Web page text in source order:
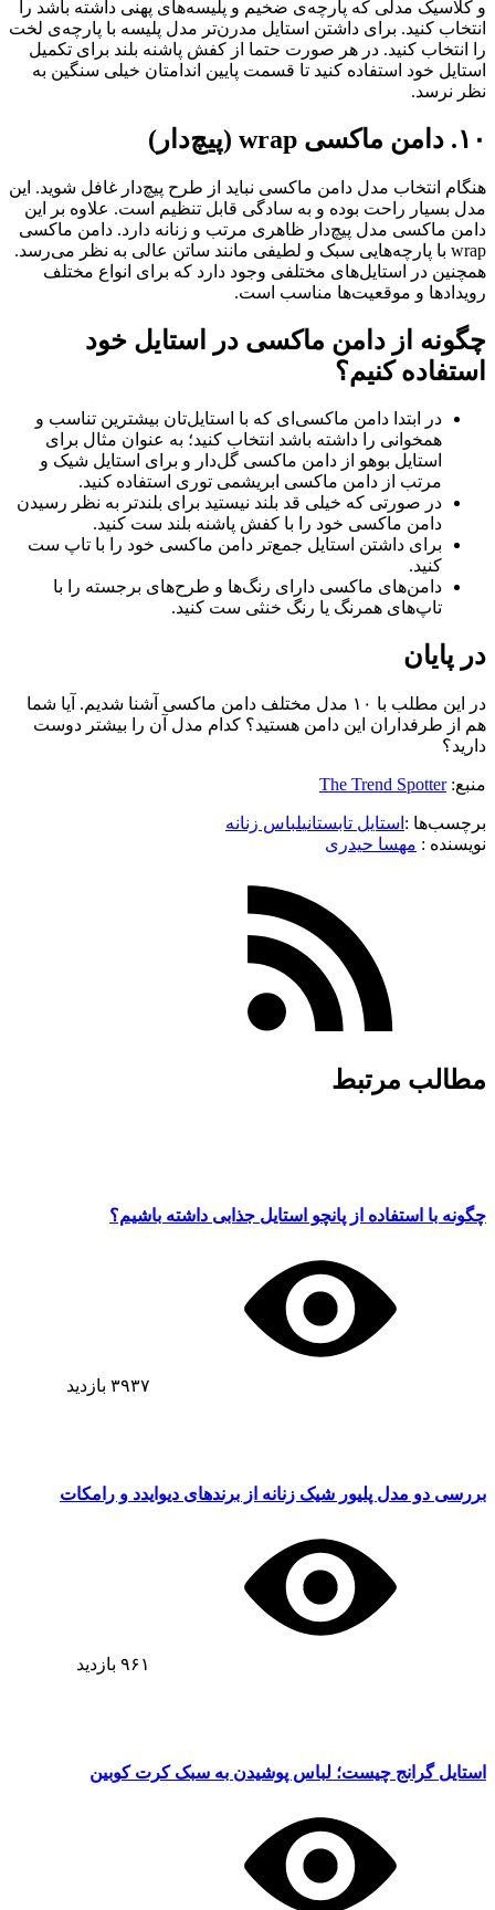
و کلاسیک مدلی که پارچه‌ی ضخیم و پلیسه‌های پهنی داشته باشد را
انتخاب کنید. برای داشتن استایل مدرن‌تر مدل پلیسه با پارچه‌ی لخت
را انتخاب کنید. در هر صورت حتما از کفش پاشنه بلند برای تکمیل
استایل خود استفاده کنید تا قسمت پایین اندامتان خیلی سنگین به
نظر نرسد.
۱۰. دامن ماکسی wrap (پیچ‌دار)
هنگام انتخاب مدل دامن ماکسی نباید از طرح پیچ‌دار غافل شوید. این
مدل بسیار راحت بوده و به سادگی قابل تنظیم است. علاوه بر این
دامن ماکسی مدل پیچ‌‌دار ظاهری مرتب و زنانه دارد. دامن ماکسی
wrap با پارچه‌هایی سبک و لطیفی مانند ساتن عالی به نظر می‌رسد.
همچنین در استایل‌های مختلفی وجود دارد که برای انواع مختلف
رویدادها و موقعیت‌ها مناسب است.
چگونه از دامن ماکسی در استایل خود
استفاده کنیم؟
در ابتدا دامن ماکسی‌ای که با استایل‌تان بیشترین تناسب و
همخوانی را داشته باشد انتخاب کنید؛ به عنوان مثال برای
استایل بوهو از دامن ماکسی گل‌دار و برای استایل شیک و
مرتب از دامن ماکسی ابریشمی توری استفاده کنید.
در صورتی که خیلی قد بلند نیستید برای بلندتر به نظر رسیدن
دامن ماکسی خود را با کفش پاشنه بلند ست کنید.
برای داشتن استایل جمع‌تر دامن ماکسی خود را با تاپ ست
کنید.
دامن‌های ماکسی دارای رنگ‌ها و طرح‌های برجسته را با
تاپ‌های همرنگ یا رنگ خنثی ست کنید.
در پایان
در این مطلب با ۱۰ مدل مختلف دامن ماکسی آشنا شدیم. آیا شما
هم از طرفداران این دامن هستید؟ کدام مدل آن را بیشتر دوست
دارید؟
منبع:The Trend Spotter
برچسب‌ها : استایل تابستانیلباس زنانه
نویسنده :‌ مهسا حیدری
مطالب مرتبط
چگونه با استفاده از پانچو استایل جذابی داشته باشیم؟
۳۹۳۷ بازدید
بررسی دو مدل پلیور شیک زنانه از برندهای دیوایدد و رامکات
۹۶۱ بازدید
استایل گرانج چیست؛ لباس پوشیدن به سبک کرت کوبین